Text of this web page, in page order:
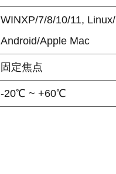
WINXP/7/8/10/11, Linux/
Android/Apple Mac
固定焦点
-20℃ ~ +60℃